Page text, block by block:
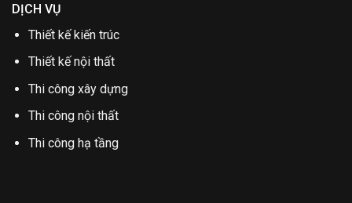
DỊCH VỤ
Thiết kế kiến trúc
Thiết kế nội thất
Thi công xây dựng
Thi công nội thất
Thi công hạ tầng